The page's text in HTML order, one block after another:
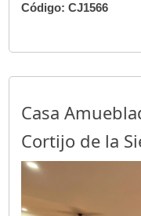
Código: CJ1566
Casa
Cortijo de la